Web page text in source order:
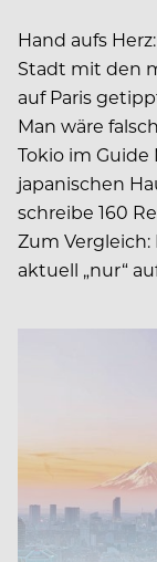
Hand aufs
Stadt mit den
auf Paris
Man wäre
Tokio im
japanischen
schreibe 160
Zum
aktuell „nur“